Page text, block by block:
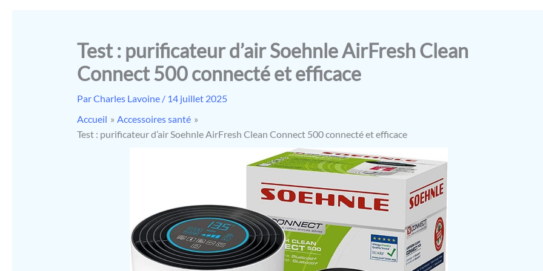
Test : purificateur d’air Soehnle AirFresh Clean
Connect 500 connecté et efficace
ParCharles Lavoine / 14 juillet 2025
Accueil
Accessoires santé
Test : purificateur d’air Soehnle AirFresh Clean Connect 500 connecté et efficace